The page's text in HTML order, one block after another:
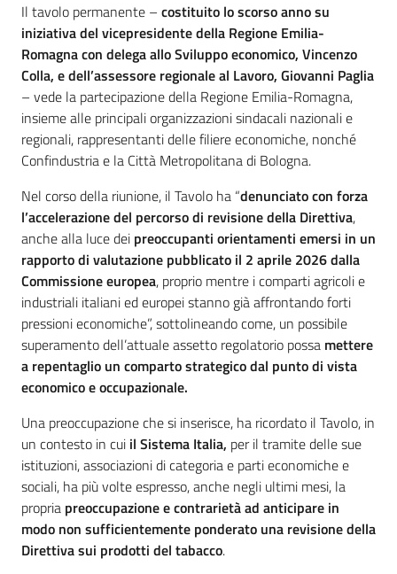
Il tavolo permanente – costituito lo scorso anno su
iniziativa del vicepresidente della Regione Emilia-
Romagna con delega allo Sviluppo economico, Vincenzo
Colla, e dell’assessore regionale al Lavoro, Giovanni Paglia
– vede la partecipazione della Regione Emilia-Romagna,
insieme alle principali organizzazioni sindacali nazionali e
regionali, rappresentanti delle filiere economiche, nonché
Confindustria e la Città Metropolitana di Bologna.
Nel corso della riunione, il Tavolo ha “denunciato con forza
l’accelerazione del percorso di revisione della Direttiva,
anche alla luce dei preoccupanti orientamenti emersi in un
rapporto di valutazione pubblicato il 2 aprile 2026 dalla
Commissione europea, proprio mentre i comparti agricoli e
industriali italiani ed europei stanno già affrontando forti
pressioni economiche”, sottolineando come, un possibile
superamento dell’attuale assetto regolatorio possa mettere
a repentaglio un comparto strategico dal punto di vista
economico e occupazionale.
Una preoccupazione che si inserisce, ha ricordato il Tavolo, in
un contesto in cui il Sistema Italia, per il tramite delle sue
istituzioni, associazioni di categoria e parti economiche e
sociali, ha più volte espresso, anche negli ultimi mesi, la
propria preoccupazione e contrarietà ad anticipare in
modo non sufficientemente ponderato una revisione della
Direttiva sui prodotti del tabacco.